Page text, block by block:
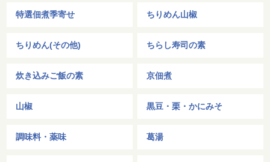
特選佃煮季寄せ ちりめん山椒
ちりめん(その他) ちらし寿司の素
炊き込みご飯の素 京佃煮
山椒 黒豆・栗・かにみそ
調味料・薬味 葛湯